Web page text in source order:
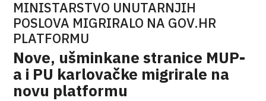
MINISTARSTVO UNUTARNJIH
POSLOVA MIGRIRALO NA GOV.HR
PLATFORMU
Nove, ušminkane stranice MUP-
a i PU karlovačke migrirale na
novu platformu